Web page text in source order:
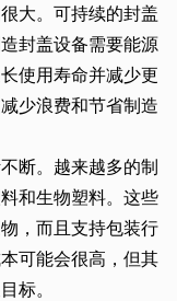
大。可持续的封盖
封盖设备需要能源
使用寿命并减少更
少浪费和节省制造
断。越来越多的制
和生物塑料。这些
，而且支持包装行
可能会很高，但其
标。